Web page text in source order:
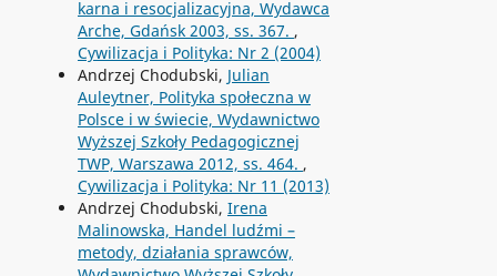
karna i resocjalizacyjna, Wydawca
Arche, Gdańsk 2003, ss. 367. ,
Cywilizacja i Polityka: Nr 2 (2004)
Andrzej Chodubski, Julian
Auleytner, Polityka społeczna w
Polsce i w świecie, Wydawnictwo
Wyższej Szkoły Pedagogicznej
TWP, Warszawa 2012, ss. 464. ,
Cywilizacja i Polityka: Nr 11 (2013)
Andrzej Chodubski, Irena
Malinowska, Handel ludźmi –
metody, działania sprawców,